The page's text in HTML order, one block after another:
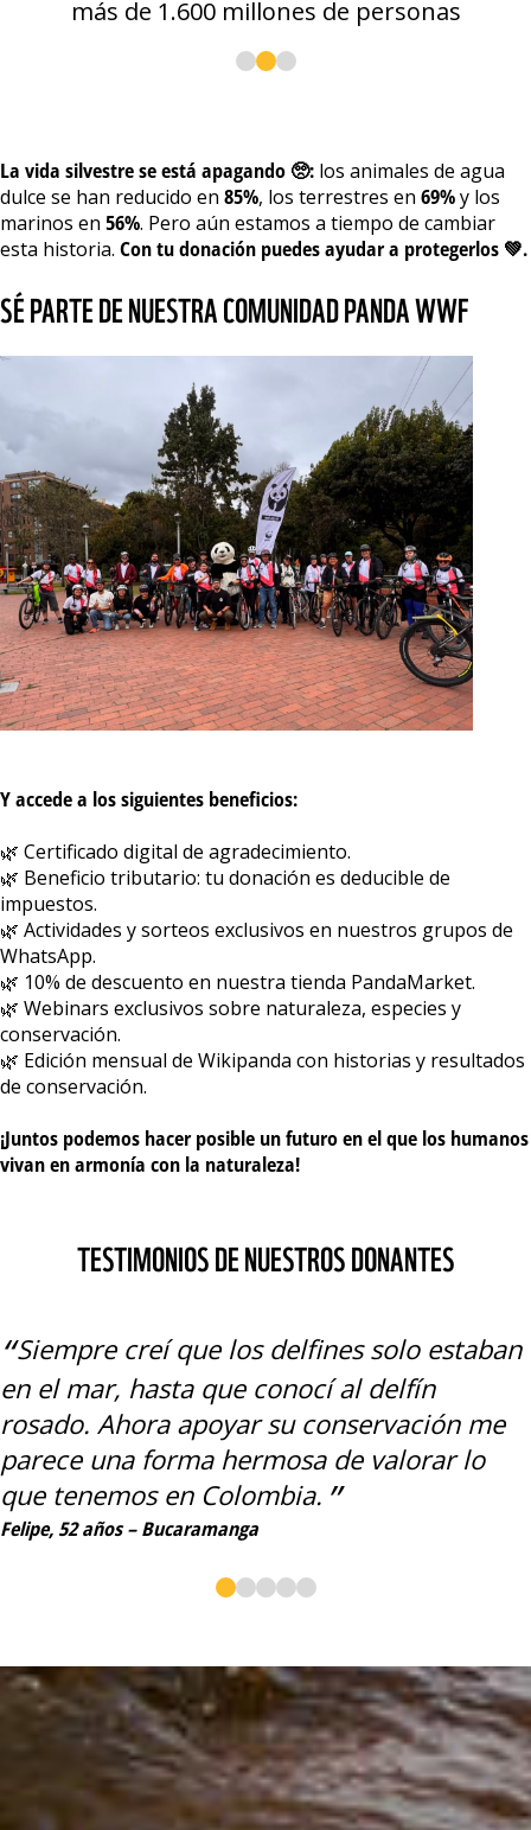
más de 1.600 millones de personas
La vida silvestre se está apagando 🥺: los animales de agua
dulce se han reducido en 85%, los terrestres en 69%y los
marinos en 56%. Pero aún estamos a tiempo de cambiar
esta historia. Con tu donación puedes ayudar a protegerlos 💚.
SÉ PARTE DE NUESTRA COMUNIDAD PANDA WWF
Y accede a los siguientes beneficios:
🌿 Certificado digital de agradecimiento.
🌿 Beneficio tributario: tu donación es deducible de
impuestos.
🌿 Actividades y sorteos exclusivos en nuestros grupos de
WhatsApp.
🌿 10% de descuento en nuestra tienda PandaMarket.
🌿 Webinars exclusivos sobre naturaleza, especies y
conservación.
🌿 Edición mensual de Wikipanda con historias y resultados
de conservación.
¡Juntos podemos hacer posible un futuro en el que los humanos
vivan en armonía con la naturaleza!
TESTIMONIOS DE NUESTROS DONANTES
Siempre creí que los delfines solo estaban
en el mar, hasta que conocí al delfín
rosado. Ahora apoyar su conservación me
parece una forma hermosa de valorar lo
que tenemos en Colombia.
Felipe, 52 años – Bucaramanga